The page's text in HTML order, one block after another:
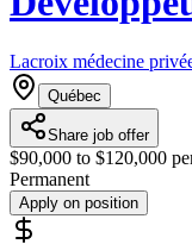
Lacroix médecine
Québec
Share job offer
$90,000 to $120,000
Permanent
Apply on position